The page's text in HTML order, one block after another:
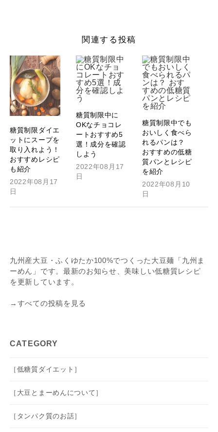
関連する投稿
糖質制限ダイエ
ットにスープを
取り入れよう！
おすすめレシピ
も紹介
2022年08月17
日
糖質制限中に
OKなチョコレ
ートおすすめ5
選！成分を確認
しよう
2022年08月17
日
糖質制限中でも
おいしく食べら
れるパンは？
おすすめの低糖
質パンとレシピ
を紹介
2022年08月10
日
九州産大豆・ふくゆたか100%でつくった大豆麺「九州ま
ーめん」です。最新のお知らせ、美味しい低糖質レシピ
を更新しています。
→すべての投稿を見る
CATEGORY
［低糖質ダイエット］
［大豆とまーめんについて］
［タンパク質のお話］